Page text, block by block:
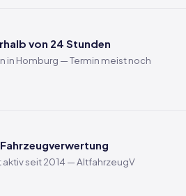
von 24 Stunden
in Homburg — Termin meist noch
seit 2014 — AltfahrzeugV